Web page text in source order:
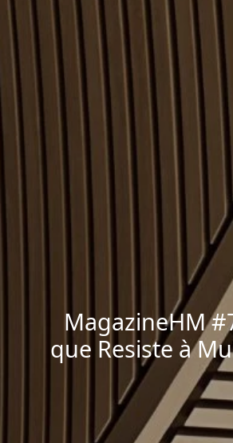
MagazineHM
que Resiste à